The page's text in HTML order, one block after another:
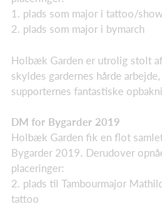
1. plads som major i tattoo/show
2. plads som major i bymarch
Holbæk Garden er utrolig stolt
skyldes gardernes hårde
supporternes fantastiske
DM for Bygarder 2019
Holbæk Garden fik en flot
Bygarder 2019. Derudover
placeringer:
2. plads til Tambourmajor
tattoo